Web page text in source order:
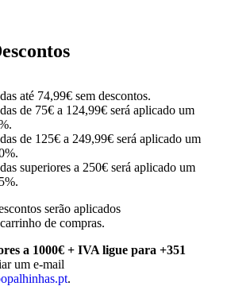
até 74,99€ sem descontos.
de 75€ a 124,99€ será aplicado um
de 125€ a 249,99€ será aplicado um
superiores a 250€ será aplicado um
serão aplicados
de compras.
a 1000€ + IVA ligue para +351
um e-mail
.